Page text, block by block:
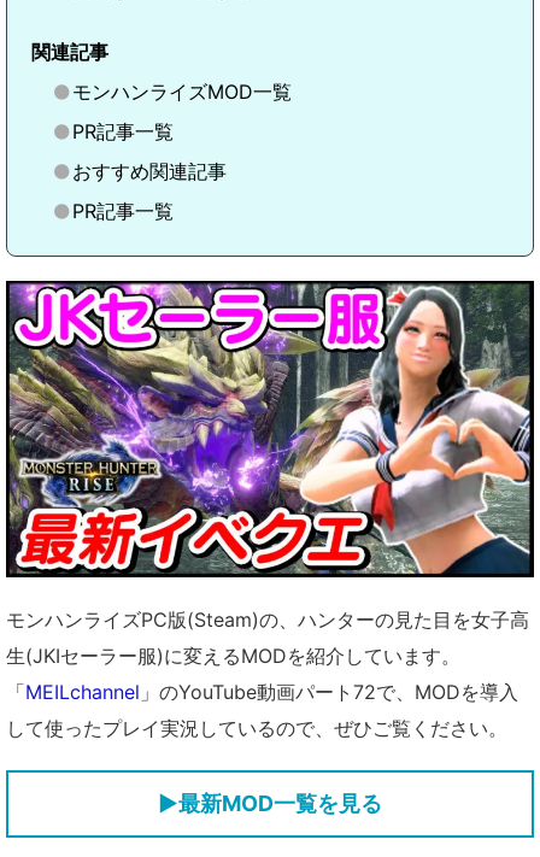
関連記事
モンハンライズMOD一覧
PR記事一覧
おすすめ関連記事
PR記事一覧
モンハンライズPC版(Steam)の、ハンターの見た目を女子高
生(JKIセーラー服)に変えるMODを紹介しています。
「MEILchannel 」のYouTube動画パート72で、MODを導入
して使ったプレイ実況しているので、ぜひご覧ください。
▶最新MOD一覧を見る